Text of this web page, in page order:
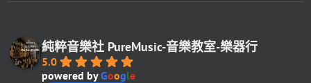
純粹音樂社 PureMusic-音樂教室-樂器行
5.0
powered byGoogle